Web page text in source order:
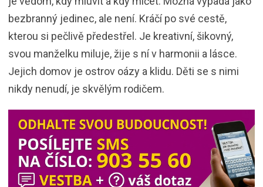
bezbranný jedinec, ale není. Kráčí po své cestě,
kterou si pečlivě předestřel. Je kreativní, šikovný,
svou manželku miluje, žije s ní v harmonii a lásce.
Jejich domov je ostrov oázy a klidu. Děti se s nimi
nikdy nenudí, je skvělým rodičem.